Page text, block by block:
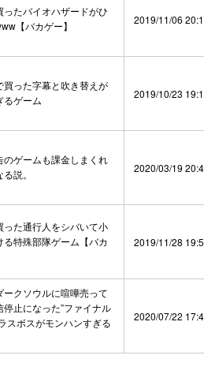
ったバイオハザードがひ
【バカゲー】
2019/11/06
買った字幕と吹き替えが
るゲーム
2019/10/23
のゲームも課金しまくれ
説。
2020/03/19
った通行人をシバいて小
る特殊部隊ゲーム【バカ
2019/11/28
ークソウルに喧嘩売って
停止になった”ファイナル
スボスがモンハンすぎる
2020/07/22